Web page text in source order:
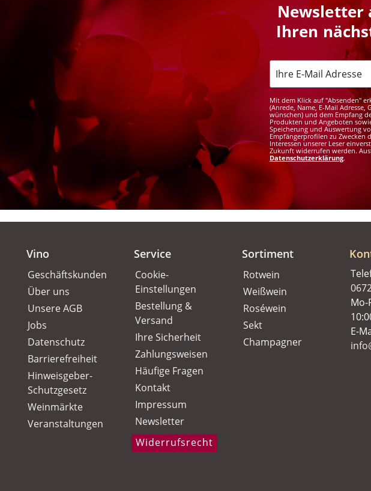
Newsletter
Ihren
Mit dem Klick auf "Absenden"
(Anrede, Name, E-Mail
wünschen) und dem Empfang
Produkten und Angeboten
Speicherung und Auswertung
Empfängerprofilen zu Zwecken
Interessen unserer Leser
Zukunft widerrufen werden.
Datenschutzerklärung.
Vino
Geschäftskunden
Über uns
Unsere AGB
Jobs
Datenschutz
Barrierefreiheit
Hinweisgeber-
Schutzgesetz
Weinmärkte
Veranstaltungen
Service
Cookie-
Einstellungen
Bestellung &
Versand
Ihre Sicherheit
Zahlungsweisen
Häufige Fragen
Kontakt
Impressum
Newsletter
Widerrufsrecht
Sortiment
Rotwein
Weißwein
Roséwein
Sekt
Champagner
Mo-
E-